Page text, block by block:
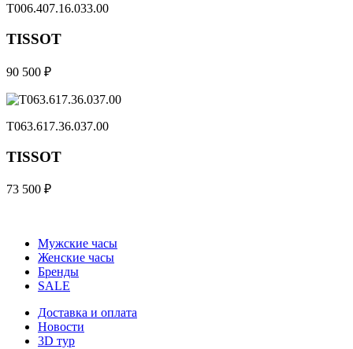
T006.407.16.033.00
TISSOT
90 500 ₽
T063.617.36.037.00
TISSOT
73 500 ₽
Мужские часы
Женские часы
Бренды
SALE
Доставка и оплата
Новости
3D тур